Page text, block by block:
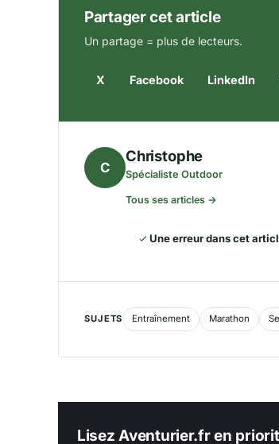
Partager cet article
Un partage = plus de lecteurs.
X Facebook LinkedIn
C
Christophe
Spécialiste Outdoor
Tous ses articles →
Une erreur dans cet
SUJETS Entraînement Marathon
Lisez Aventurier.fr en